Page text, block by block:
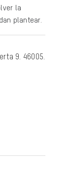
la
plantear.
9. 46005.